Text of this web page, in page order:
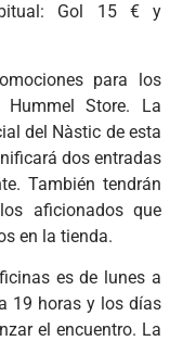
Gol 15 € y
para los
Store. La
del Nàstic de esta
dos entradas
También tendrán
aficionados que
en la tienda.
es de lunes a
19 horas y los días
el encuentro. La